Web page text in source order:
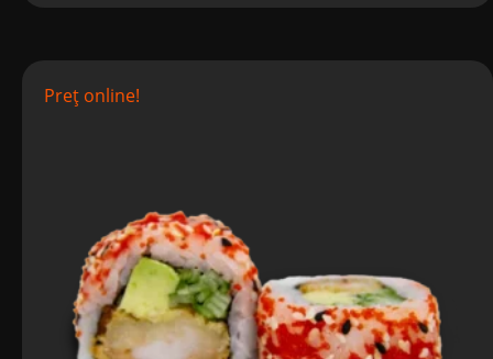
Preț online!